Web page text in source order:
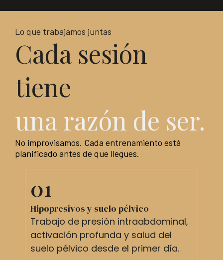
Lo que trabajamos juntas
Cada sesión
tiene
una razón de ser.
No improvisamos. Cada entrenamiento está
planificado antes de que llegues.
01
Hipopresivos y suelo pélvico
Trabajo de presión intraabdominal,
activación profunda y salud del
suelo pélvico desde el primer día.